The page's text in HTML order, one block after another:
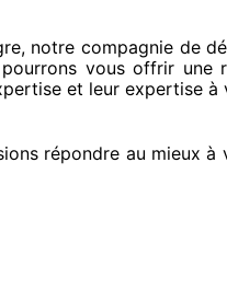
notre compagnie de
vous offrir une
et leur expertise à
répondre au mieux à